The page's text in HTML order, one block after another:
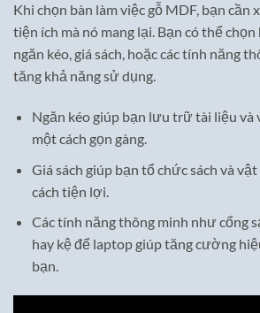
Khi chọn bàn làm việc gỗ MDF, bạn cần
tiện ích mà nó mang lại. Bạn có thể chọn
ngăn kéo, giá sách, hoặc các tính năng
tăng khả năng sử dụng.
Ngăn kéo giúp bạn lưu trữ tài liệu và
một cách gọn gàng.
Giá sách giúp bạn tổ chức sách và
cách tiện lợi.
Các tính năng thông minh như cổng
hay kệ để laptop giúp tăng cường
bạn.